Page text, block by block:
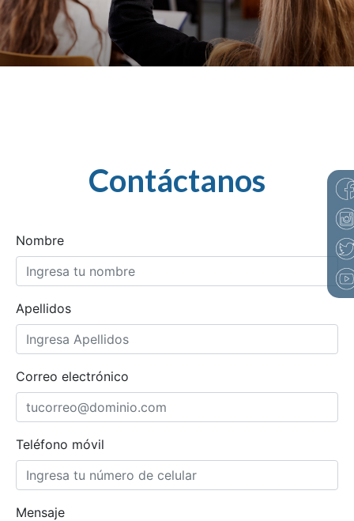
Contáctanos
Nombre
Apellidos
Correo electrónico
Teléfono móvil
Mensaje